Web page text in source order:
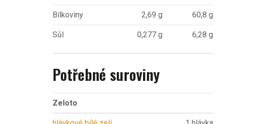
Bílkoviny 2,69 g 60,8 g
Sůl 0,277 g 6,28 g
Potřebné suroviny
Zeloto